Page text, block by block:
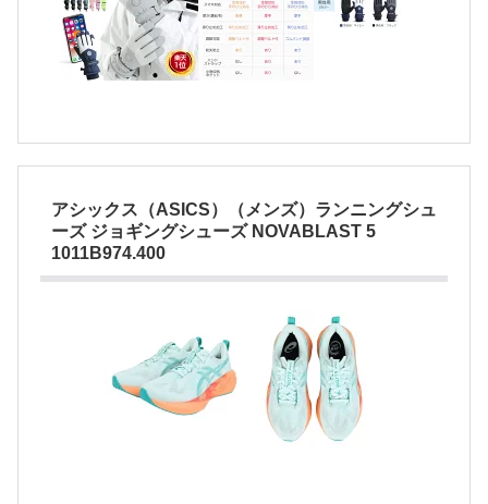
アシックス（ASICS）（メンズ）ランニングシュ
ーズ ジョギングシューズ NOVABLAST 5
1011B974.400